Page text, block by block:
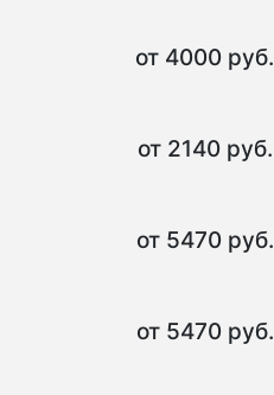
от 4000 руб.
от 2140 руб.
от 5470 руб.
от 5470 руб.